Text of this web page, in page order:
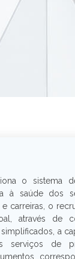
o sistema
à saúde dos
carreiras, o
através de
a
serviços de